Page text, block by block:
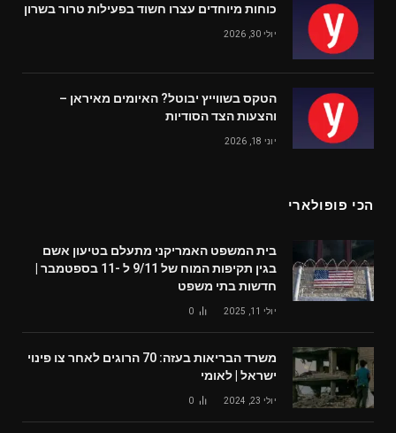
כוחות מיוחדים עצרו חשוד בפעילות טרור בשרון
יולי 30, 2026
הטקס בשווייץ יבוטל? האיומים מאיראן –
והצעות הצד הסודיות
יוני 18, 2026
הכי פופולארי
בית המשפט האמריקני מתעלם בטיעון אשם
בגין תקיפות המוח של 9/11 ל -11 בספטמבר |
חדשות בתי משפט
יולי 11, 2025 0
משרד הבריאות בעזה: 70 הרוגים לאחר צו פינוי
ישראל | לאומי
יולי 23, 2024 0